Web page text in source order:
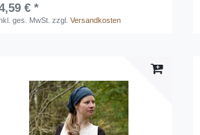
€ *
ges. MwSt. zzgl.Versandkosten